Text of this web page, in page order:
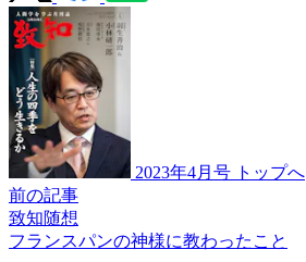
2023年4月号 トップへ
前の記事
致知随想
フランスパンの神様に教わったこと